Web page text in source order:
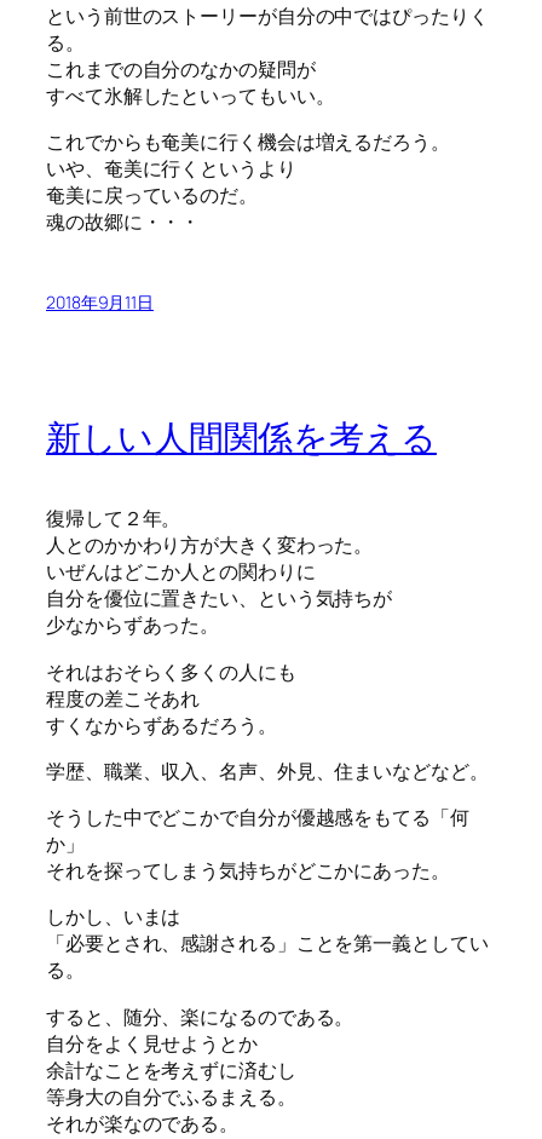
という前世のストーリーが自分の中ではぴったりく
る。
これまでの自分のなかの疑問が
すべて氷解したといってもいい。
これでからも奄美に行く機会は増えるだろう。
いや、奄美に行くというより
奄美に戻っているのだ。
魂の故郷に・・・
2018年9月11日
新しい人間関係を考える
復帰して２年。
人とのかかわり方が大きく変わった。
いぜんはどこか人との関わりに
自分を優位に置きたい、という気持ちが
少なからずあった。
それはおそらく多くの人にも
程度の差こそあれ
すくなからずあるだろう。
学歴、職業、収入、名声、外見、住まいなどなど。
そうした中でどこかで自分が優越感をもてる「何
か」
それを探ってしまう気持ちがどこかにあった。
しかし、いまは
「必要とされ、感謝される」ことを第一義としてい
る。
すると、随分、楽になるのである。
自分をよく見せようとか
余計なことを考えずに済むし
等身大の自分でふるまえる。
それが楽なのである。